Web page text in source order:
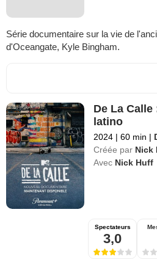
Série documentaire sur la vie de
d'Oceangate, Kyle Bingham.
De La
latino
2024 | 60 min |
Créée par Nick
Avec Nick Huff
Spectateurs
3,0